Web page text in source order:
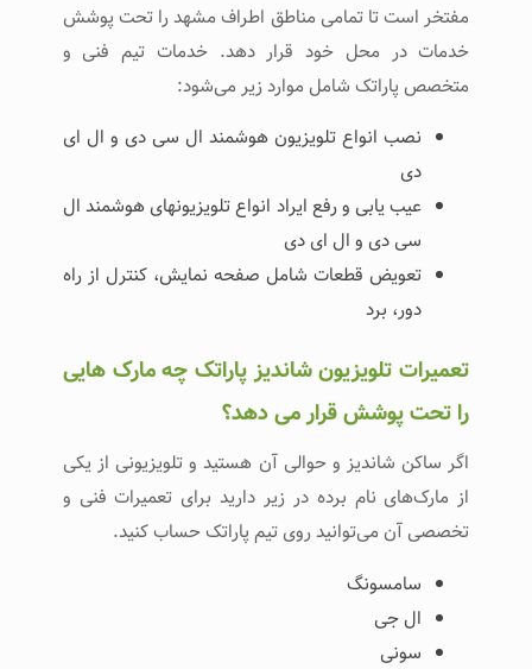
مفتخر است تا تمامی مناطق اطراف مشهد را تحت پوشش
خدمات در محل خود قرار دهد. خدمات تیم فنی و
متخصص پاراتک شامل موارد زیر می‌شود:
نصب انواع تلویزیون هوشمند ال سی دی و ال ای
دی
عیب یابی و رفع ایراد انواع تلویزیونهای هوشمند ال
سی دی و ال ای دی
تعویض قطعات شامل صفحه نمایش، کنترل از راه
دور، برد
تعمیرات تلویزیون شاندیز پاراتک چه مارک هایی
را تحت پوشش قرار می دهد؟
اگر ساکن شاندیز و حوالی آن هستید و تلویزیونی از یکی
از مارک‌های نام برده در زیر دارید برای تعمیرات فنی و
تخصصی آن می‌توانید روی تیم پاراتک حساب کنید.
سامسونگ
ال جی
سونی